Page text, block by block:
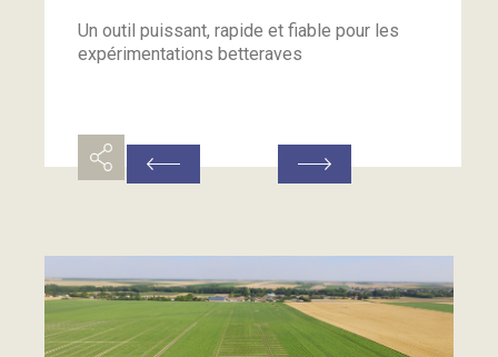
Un outil puissant, rapide et fiable pour les
expérimentations betteraves